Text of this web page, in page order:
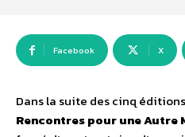
Facebook X
Dans la suite des cinq
Rencontres pour une Autre